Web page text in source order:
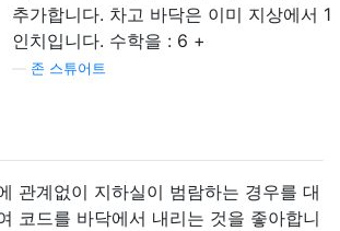
추가합니다. 차고 바닥은 이미 지상에서 1
인치입니다. 수학을 : 6 +
존 스튜어트
관계없이 지하실이 범람하는 경우를 대
코드를 바닥에서 내리는 것을 좋아합니